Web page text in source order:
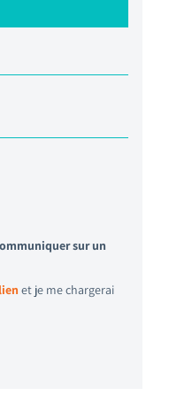
sur un
lien et je me chargerai